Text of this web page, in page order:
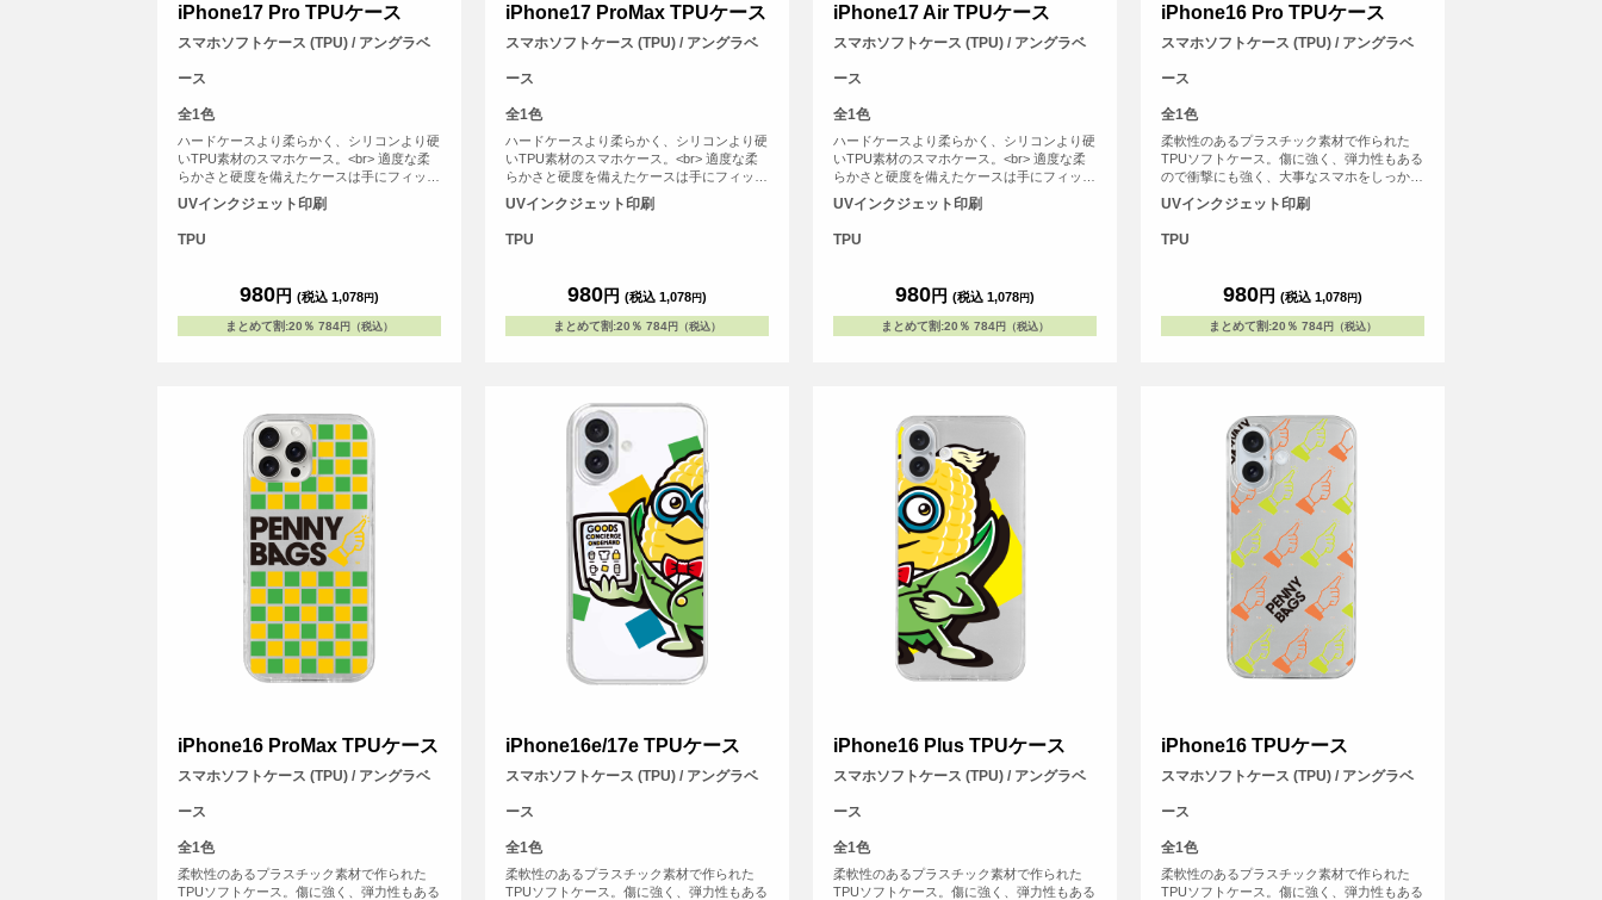
iPhone17 Pro TPUケース
スマホソフトケース (TPU) / アングラベ
ース
全1色
ハードケースより柔らかく、シリコンより硬
いTPU素材のスマホケース。<br> 適度な柔
らかさと硬度を備えたケースは手にフィット
しやすく、スマホを落下の衝撃から保護しま
す。
UVインクジェット印刷
TPU
980円 (税込 1,078 円)
まとめて割:20％ 784 円（税込）
iPhone17 ProMax TPUケース
スマホソフトケース (TPU) / アングラベ
ース
全1色
ハードケースより柔らかく、シリコンより硬
いTPU素材のスマホケース。<br> 適度な柔
らかさと硬度を備えたケースは手にフィット
しやすく、スマホを落下の衝撃から保護しま
す。
UVインクジェット印刷
TPU
980円 (税込 1,078 円)
まとめて割:20％ 784 円（税込）
iPhone17 Air TPUケース
スマホソフトケース (TPU) / アングラベ
ース
全1色
ハードケースより柔らかく、シリコンより硬
いTPU素材のスマホケース。<br> 適度な柔
らかさと硬度を備えたケースは手にフィット
しやすく、スマホを落下の衝撃から保護しま
す。
UVインクジェット印刷
TPU
980円 (税込 1,078 円)
まとめて割:20％ 784 円（税込）
iPhone16 Pro TPUケース
スマホソフトケース (TPU) / アングラベ
ース
全1色
柔軟性のあるプラスチック素材で作られた
TPUソフトケース。傷に強く、弾力性もある
ので衝撃にも強く、大事なスマホをしっかり
と守ります。
UVインクジェット印刷
TPU
980円 (税込 1,078 円)
まとめて割:20％ 784 円（税込）
iPhone16 ProMax TPUケース
スマホソフトケース (TPU) / アングラベ
ース
全1色
柔軟性のあるプラスチック素材で作られた
TPUソフトケース。傷に強く、弾力性もある
iPhone16e/17e TPUケース
スマホソフトケース (TPU) / アングラベ
ース
全1色
柔軟性のあるプラスチック素材で作られた
TPUソフトケース。傷に強く、弾力性もある
iPhone16 Plus TPUケース
スマホソフトケース (TPU) / アングラベ
ース
全1色
柔軟性のあるプラスチック素材で作られた
TPUソフトケース。傷に強く、弾力性もある
iPhone16 TPUケース
スマホソフトケース (TPU) / アングラベ
ース
全1色
柔軟性のあるプラスチック素材で作られた
TPUソフトケース。傷に強く、弾力性もある